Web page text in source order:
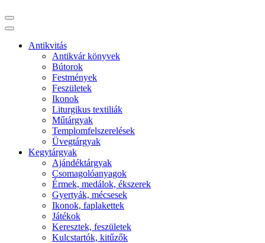
Antikvitás
Antikvár könyvek
Bútorok
Festmények
Feszületek
Ikonok
Liturgikus textiliák
Műtárgyak
Templomfelszerelések
Üvegtárgyak
Kegytárgyak
Ajándéktárgyak
Csomagolóanyagok
Érmek, medálok, ékszerek
Gyertyák, mécsesek
Ikonok, faplakettek
Játékok
Keresztek, feszületek
Kulcstartók, kitűzők